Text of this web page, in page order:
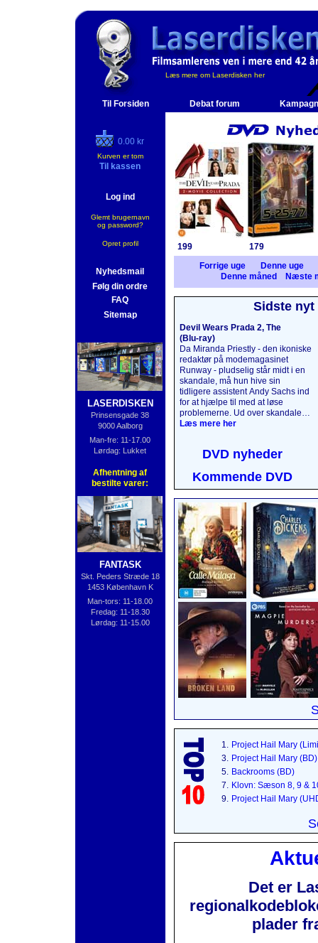
Til Forsiden Debat forum
Læs mere om Laserdisken her
0.00 kr
Kurven er tom
Til kassen
Log ind
Glemt brugernavn
og password?
Opret profil
Nyhedsmail
Følg din ordre
FAQ
Sitemap
LASERDISKEN
Prinsensgade 38
9000 Aalborg
Man-fre: 11-17.00
Lørdag: Lukket
Afhentning af
bestilte varer:
FANTASK
Skt. Peders Stræde 18
1453 København K
Man-tors: 11-18.00
Fredag: 11-18.30
Lørdag: 11-15.00
199
179
Forrige uge
Denne uge
Denne måned
Næste
Sidste nyt
Devil Wears Prada 2, The
(Blu‑ray)
Da Miranda Priestly - den ikoniske
redaktør på modemagasinet
Runway - pludselig står midt i en
skandale, må hun hive sin
tidligere assistent Andy Sachs ind
for at hjælpe til med at løse
problemerne. Ud over skandalen
må det umage par også forholde
assistent Emily Charltons nye
luksusindustrien. Alle spillerne fra
den første film er tilbage i deres
legendariske roller.Læs mere
her....
Læs mere her
DVD nyheder
Kommende DVD
1. Project Hail Mary
3. Project Hail Mary (BD)
5. Backrooms (BD)
7. Klovn: Sæson 8, 9 &
9. Project Hail Mary
Det er
plader